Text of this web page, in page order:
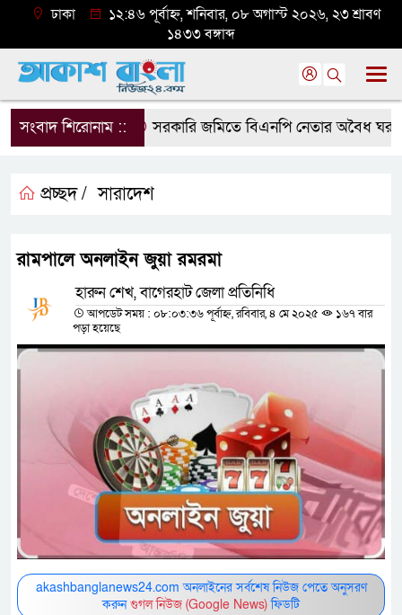
ঢাকা
১২:৪৬ পূর্বাহ্ন, শনিবার, ০৮ অগাস্ট ২০২৬, ২৩ শ্রাবণ
১৪৩৩ বঙ্গাব্দ
সংবাদ শিরোনাম :: সরকারি জমিতে বিএনপি নেতার অবৈধ ঘর
প্রচ্ছদ / সারাদেশ
রামপালে অনলাইন জুয়া রমরমা
হারুন শেখ, বাগেরহাট জেলা প্রতিনিধি
আপডেট সময় : ০৮:০৩:৩৬ পূর্বাহ্ন, রবিবার, ৪ মে ২০২৫
১৬৭ বার
পড়া হয়েছে
akashbanglanews24.com অনলাইনের সর্বশেষ নিউজ পেতে অনুসরণ
করুনগুগল নিউজ (Google News)ফিডটি